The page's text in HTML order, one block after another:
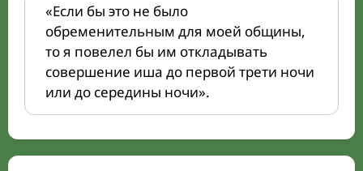
«Если бы это не было
обременительным для моей общины,
то я повелел бы им откладывать
совершение иша до первой трети ночи
или до середины ночи».